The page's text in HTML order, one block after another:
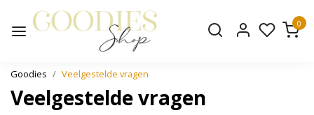
0
Goodies Veelgestelde vragen
Veelgestelde vragen